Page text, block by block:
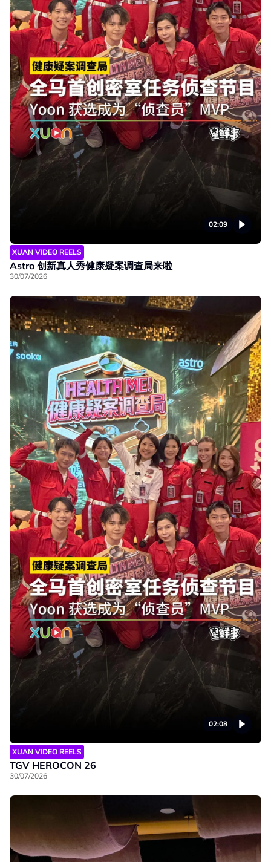
02:09
XUAN VIDEO REELS
Astro 创新真人秀健康疑案调查局来啦
30/07/2026
02:08
XUAN VIDEO REELS
TGV HEROCON 26
30/07/2026